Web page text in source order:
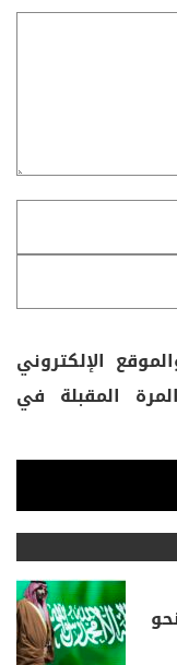
الإلكتروني
المقبلة في